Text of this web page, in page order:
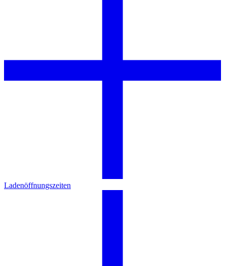
Ladenöffnungszeiten